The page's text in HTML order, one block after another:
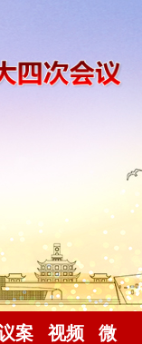
案 视频 微